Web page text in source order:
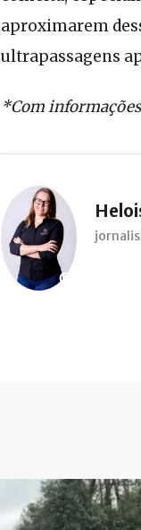
aproximarem
ultrapassagens
*Com